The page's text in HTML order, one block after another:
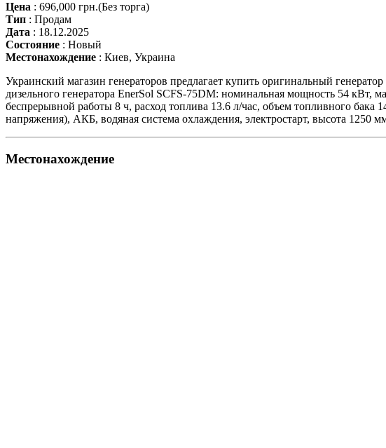
Цена : 696,000 грн.(Без торга)
Тип : Продам
Дата : 18.12.2025
Состояние : Новый
Местонахождение : Киев, Украина
Украинский магазин генераторов предлагает купить оригинальный
дизельного генератора EnerSol SCFS-75DM: номинальная мощность 54 кВт,
беспрерывной работы 8 ч, расход топлива 13.6 л/час, объем топливного бака
напряжения), АКБ, водяная система охлаждения, электростарт, высота 1250
Местонахождение